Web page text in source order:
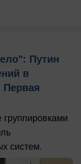
Путин
в
систем.